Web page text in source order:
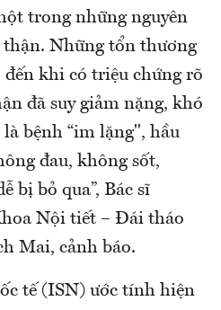
trong những nguyên
Những tổn thương
khi có triệu chứng rõ
đã suy giảm nặng, khó
bệnh “im lặng", hầu
đau, không sốt,
bị bỏ qua”, Bác sĩ
Nội tiết – Đái tháo
Mai, cảnh báo.
tế (ISN) ước tính hiện